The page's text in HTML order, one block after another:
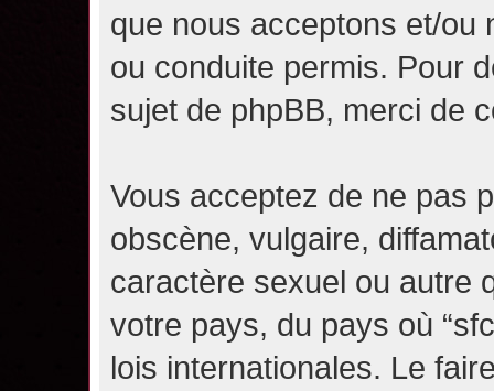
que nous acceptons et/ou
ou conduite permis. Pour
sujet de phpBB, merci de
Vous acceptez de ne pas
obscène, vulgaire,
caractère sexuel ou autre
votre pays, du pays où
lois internationales. Le